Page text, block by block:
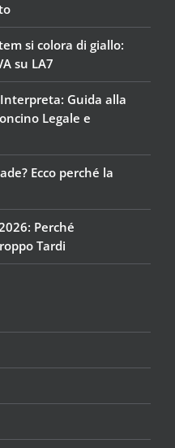
si colora di giallo:
su LA7
Guida alla
Legale e
Ecco perché la
Perché
Tardi